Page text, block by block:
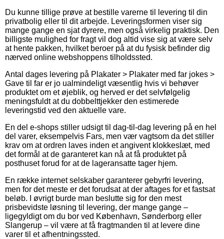
Du kunne tillige prøve at bestille varerne til levering til din
privatbolig eller til dit arbejde. Leveringsformen viser sig
mange gange en sjat dyrere, men også virkelig praktisk. Den
billigste mulighed for fragt vil dog altid vise sig at være selv
at hente pakken, hvilket beroer på at du fysisk befinder dig
nærved online webshoppens tilholdssted.
Antal dages levering på Plakater > Plakater med far jokes >
Gave til far er jo ualmindeligt væsentlig hvis vi behøver
produktet om et øjeblik, og herved er det selvfølgelig
meningsfuldt at du dobbelttjekker den estimerede
leveringstid ved den aktuelle vare.
En del e-shops stiller udsigt til dag-til-dag levering på en hel
del varer, eksempelvis Fars, men vær vagtsom da det stiller
krav om at ordren laves inden et angivent klokkeslæt, med
det formål at de garanteret kan nå at få produktet på
posthuset forud for at de lageransatte tager hjem.
En række internet selskaber garanterer gebyrfri levering,
men for det meste er det forudsat at der aftages for et fastsat
beløb. I øvrigt burde man beslutte sig for den mest
prisbevidste løsning til levering, der mange gange –
ligegyldigt om du bor ved København, Sønderborg eller
Slangerup – vil være at få fragtmanden til at levere dine
varer til et afhentningssted.